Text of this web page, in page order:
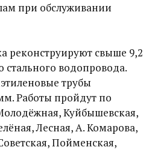
при обслуживании
реконструируют свыше 9,2
стального водопровода.
трубы
Работы пройдут по
Куйбышевская,
Лесная, А. Комарова,
Пойменская,